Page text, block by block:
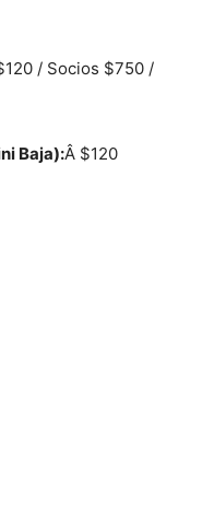
/ Socios $750 /
Baja):Â $120